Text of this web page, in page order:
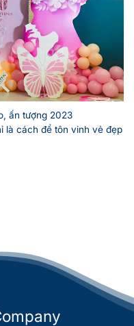
ấn tượng 2023
là cách để tôn vinh vẻ đẹp